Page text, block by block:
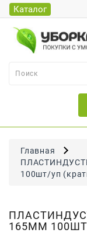
Каталог
Каталог
Банки
Бумажная
Бритья
Для
Волос
Тела
Главная
100шт/уп
165ММ